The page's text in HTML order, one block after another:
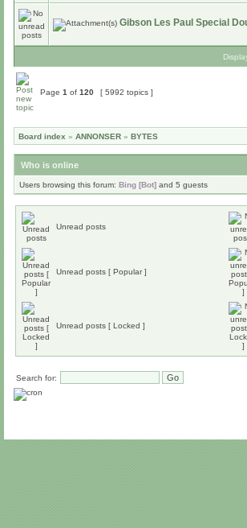
Gibson Les Paul Special
Page 1 of 120 [ 5992 topics ]
Board index » ANNONSER » BYTES
Who is online
Users browsing this forum: Bing [Bot] and 5 guests
Unread posts
Unread posts [ Popular ]
Unread posts [ Locked ]
Search for: